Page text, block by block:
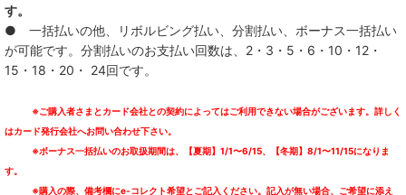
す。
● 一括払いの他、リボルビング払い、分割払い、ボーナス一括払い
が可能です。分割払いのお支払い回数は、2・3・5・6・10・12・
15・18・20・ 24回です。
※ご購入者さまとカード会社との契約によってはご利用できない場合がございます。詳しく
はカード発行会社へお問い合わせ下さい。
※ボーナス一括払いのお取扱期間は、【夏期】1/1〜6/15、【冬期】8/1〜11/15になりま
す。
※購入の際、備考欄にe-コレクト希望とご記入ください。記入が無い場合、ご希望に添え